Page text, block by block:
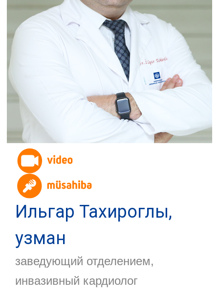
Ильгар Тахироглы,
узман
заведующий отделением,
инвазивный кардиолог